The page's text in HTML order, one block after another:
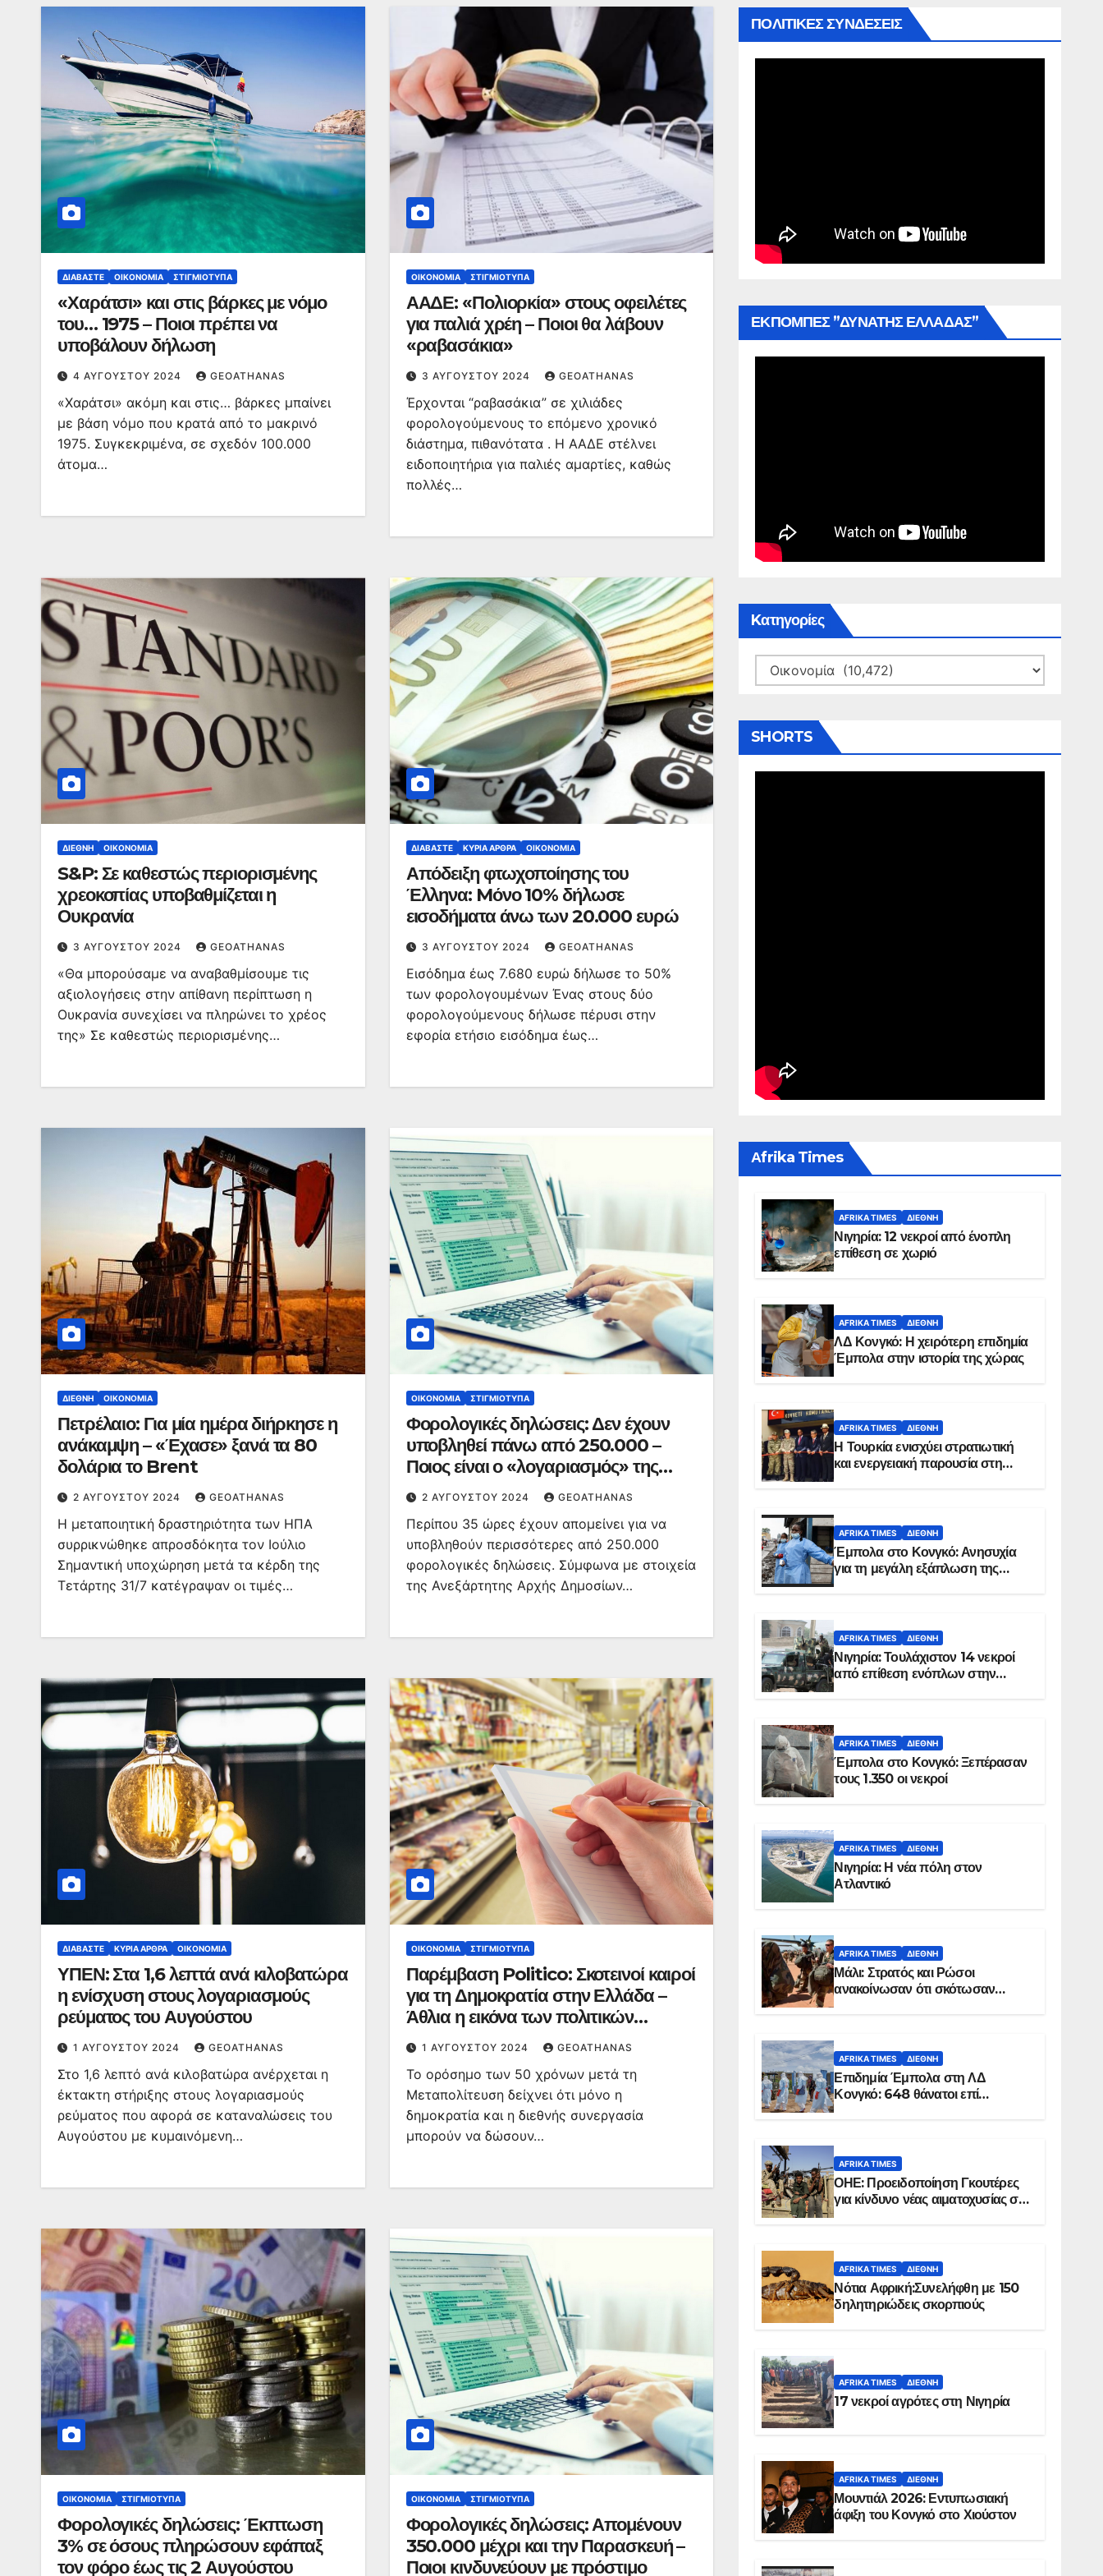
ΔΙΑΒΆΣΤΕ ΟΙΚΟΝΟΜΊΑ ΣΤΙΓΜΙΌΤΥΠΑ
«Χαράτσι» και στις βάρκες με νόμο
του… 1975 – Ποιοι πρέπει να
υποβάλουν δήλωση
4 ΑΥΓΟΎΣΤΟΥ 2024 GEOATHANAS
«Χαράτσι» ακόμη και στις… βάρκες μπαίνει
με βάση νόμο που κρατά από το μακρινό
1975. Συγκεκριμένα, σε σχεδόν 100.000
άτομα…
ΟΙΚΟΝΟΜΊΑ ΣΤΙΓΜΙΌΤΥΠΑ
ΑΑΔΕ: «Πολιορκία» στους οφειλέτες
για παλιά χρέη – Ποιοι θα λάβουν
«ραβασάκια»
3 ΑΥΓΟΎΣΤΟΥ 2024 GEOATHANAS
Έρχονται “ραβασάκια” σε χιλιάδες
φορολογούμενους το επόμενο χρονικό
διάστημα, πιθανότατα . Η ΑΑΔΕ στέλνει
ειδοποιητήρια για παλιές αμαρτίες, καθώς
πολλές…
ΔΙΕΘΝΉ ΟΙΚΟΝΟΜΊΑ
S&P: Σε καθεστώς περιορισμένης
χρεοκοπίας υποβαθμίζεται η
Ουκρανία
3 ΑΥΓΟΎΣΤΟΥ 2024 GEOATHANAS
«Θα μπορούσαμε να αναβαθμίσουμε τις
αξιολογήσεις στην απίθανη περίπτωση η
Ουκρανία συνεχίσει να πληρώνει το χρέος
της» Σε καθεστώς περιορισμένης…
ΔΙΑΒΆΣΤΕ ΚΥΡΙΑ ΑΡΘΡΑ ΟΙΚΟΝΟΜΊΑ
Απόδειξη φτωχοποίησης του
Έλληνα: Mόνο 10% δήλωσε
εισοδήματα άνω των 20.000 ευρώ
3 ΑΥΓΟΎΣΤΟΥ 2024 GEOATHANAS
Εισόδημα έως 7.680 ευρώ δήλωσε το 50%
των φορολογουμένων Ένας στους δύο
φορολογούμενους δήλωσε πέρυσι στην
εφορία ετήσιο εισόδημα έως…
ΔΙΕΘΝΉ ΟΙΚΟΝΟΜΊΑ
Πετρέλαιο: Για μία ημέρα διήρκησε η
ανάκαμψη – «Έχασε» ξανά τα 80
δολάρια το Brent
2 ΑΥΓΟΎΣΤΟΥ 2024 GEOATHANAS
H μεταποιητική δραστηριότητα των ΗΠΑ
συρρικνώθηκε απροσδόκητα τον Ιούλιο
Σημαντική υποχώρηση μετά τα κέρδη της
Τετάρτης 31/7 κατέγραψαν οι τιμές…
ΟΙΚΟΝΟΜΊΑ ΣΤΙΓΜΙΌΤΥΠΑ
Φορολογικές δηλώσεις: Δεν έχουν
υποβληθεί πάνω από 250.000 –
Ποιος είναι ο «λογαριασμός» της
εφορίας
2 ΑΥΓΟΎΣΤΟΥ 2024 GEOATHANAS
Περίπου 35 ώρες έχουν απομείνει για να
υποβληθούν περισσότερες από 250.000
φορολογικές δηλώσεις. Σύμφωνα με στοιχεία
της Ανεξάρτητης Αρχής Δημοσίων…
ΔΙΑΒΆΣΤΕ ΚΥΡΙΑ ΑΡΘΡΑ ΟΙΚΟΝΟΜΊΑ
ΥΠΕΝ: Στα 1,6 λεπτά ανά κιλοβατώρα
η ενίσχυση στους λογαριασμούς
ρεύματος του Αυγούστου
1 ΑΥΓΟΎΣΤΟΥ 2024 GEOATHANAS
Στο 1,6 λεπτό ανά κιλοβατώρα ανέρχεται η
έκτακτη στήριξης στους λογαριασμούς
ρεύματος που αφορά σε καταναλώσεις του
Αυγούστου με κυμαινόμενη…
ΟΙΚΟΝΟΜΊΑ ΣΤΙΓΜΙΌΤΥΠΑ
Παρέμβαση Politico: Σκοτεινοί καιροί
για τη Δημοκρατία στην Ελλάδα –
Άθλια η εικόνα των πολιτικών
κομμάτων της
1 ΑΥΓΟΎΣΤΟΥ 2024 GEOATHANAS
Το ορόσημο των 50 χρόνων μετά τη
Μεταπολίτευση δείχνει ότι μόνο η
δημοκρατία και η διεθνής συνεργασία
μπορούν να δώσουν…
ΟΙΚΟΝΟΜΊΑ ΣΤΙΓΜΙΌΤΥΠΑ
Φορολογικές δηλώσεις: Έκπτωση
3% σε όσους πληρώσουν εφάπαξ
τον φόρο έως τις 2 Αυγούστου
ΟΙΚΟΝΟΜΊΑ ΣΤΙΓΜΙΌΤΥΠΑ
Φορολογικές δηλώσεις: Απομένουν
350.000 μέχρι και την Παρασκευή –
Ποιοι κινδυνεύουν με πρόστιμο
ΠΟΛΙΤΙΚΕΣ ΣΥΝΔΕΣΕΙΣ
ΕΚΠΟΜΠΕΣ ”ΔΥΝΑΤΗΣ ΕΛΛΑΔΑΣ”
Kατηγορίες
Kατηγορίες
SHORTS
Αfrika Times
AFRIKA TIMES ΔΙΕΘΝΉ
Νιγηρία: 12 νεκροί από ένοπλη
επίθεση σε χωριό
AFRIKA TIMES ΔΙΕΘΝΉ
ΛΔ Κονγκό: Η χειρότερη επιδημία
Έμπολα στην ιστορία της χώρας
AFRIKA TIMES ΔΙΕΘΝΉ
Η Τουρκία ενισχύει στρατιωτική
και ενεργειακή παρουσία στη
AFRIKA TIMES ΔΙΕΘΝΉ
Έμπολα στο Κονγκό: Ανησυχία
για τη μεγάλη εξάπλωση της
AFRIKA TIMES ΔΙΕΘΝΉ
Νιγηρία: Τουλάχιστον 14 νεκροί
από επίθεση ενόπλων στην
AFRIKA TIMES ΔΙΕΘΝΉ
Έμπολα στο Κονγκό: Ξεπέρασαν
τους 1.350 οι νεκροί
AFRIKA TIMES ΔΙΕΘΝΉ
Νιγηρία: Η νέα πόλη στον
Ατλαντικό
AFRIKA TIMES ΔΙΕΘΝΉ
Μάλι: Στρατός και Ρώσοι
ανακοίνωσαν ότι σκότωσαν
AFRIKA TIMES ΔΙΕΘΝΉ
Επιδημία Έμπολα στη ΛΔ
Κονγκό: 648 θάνατοι επί
AFRIKA TIMES
ΟΗΕ: Προειδοποίηση Γκουτέρες
για κίνδυνο νέας αιματοχυσίας στο
AFRIKA TIMES ΔΙΕΘΝΉ
Νότια Αφρική:Συνελήφθη με 150
δηλητηριώδεις σκορπιούς
AFRIKA TIMES ΔΙΕΘΝΉ
17 νεκροί αγρότες στη Νιγηρία
AFRIKA TIMES ΔΙΕΘΝΉ
Μουντιάλ 2026: Εντυπωσιακή
άφιξη του Κονγκό στο Χιούστον